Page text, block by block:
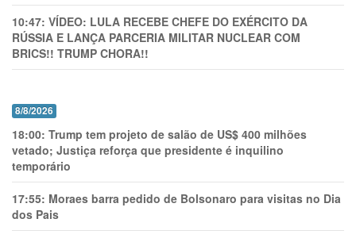
10:47: VÍDEO: LULA RECEBE CHEFE DO EXÉRCITO DA
RÚSSIA E LANÇA PARCERIA MILITAR NUCLEAR COM
BRICS!! TRUMP CHORA!!
8/8/2026
18:00: Trump tem projeto de salão de US$ 400 milhões
vetado; Justiça reforça que presidente é inquilino
temporário
17:55: Moraes barra pedido de Bolsonaro para visitas no Dia
dos Pais